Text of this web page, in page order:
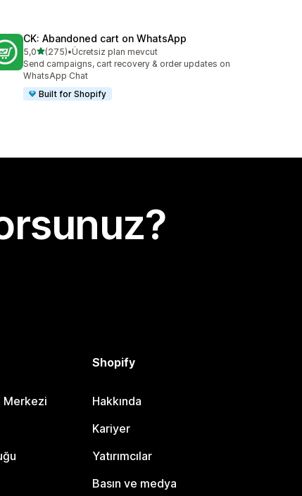
CK: Abandoned cart on WhatsApp
5,05 yıldız üzerinden
(275)
toplam 275 değerlendirme
•Ücretsiz plan mevcut
Send campaigns, cart recovery & order updates on
WhatsApp Chat
Built for Shopify
Merkezi
Shopify
Hakkında
Kariyer
Yatırımcılar
Basın ve medya